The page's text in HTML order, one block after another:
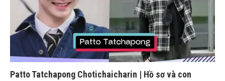
Patto Tatchapong Chotichaicharin | Hồ sơ và con